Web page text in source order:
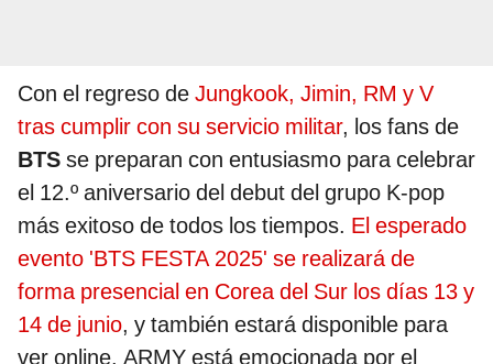
Con el regreso de Jungkook, Jimin, RM y V
tras cumplir con su servicio militar, los fans de
BTS se preparan con entusiasmo para celebrar
el 12.º aniversario del debut del grupo K-pop
más exitoso de todos los tiempos. El esperado
evento 'BTS FESTA 2025' se realizará de
forma presencial en Corea del Sur los días 13 y
14 de junio, y también estará disponible para
ver online. ARMY está emocionada por el